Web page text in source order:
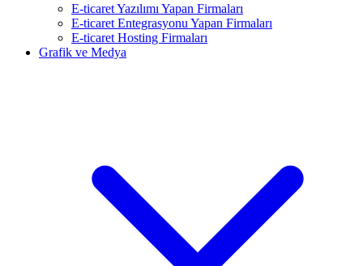
E-ticaret Yazılımı Yapan Firmaları
E-ticaret Entegrasyonu Yapan Firmaları
E-ticaret Hosting Firmaları
Grafik ve Medya